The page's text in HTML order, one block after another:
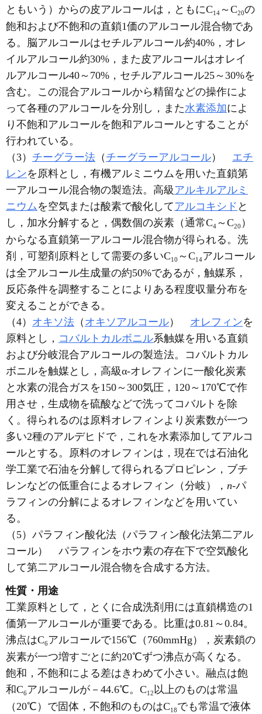
ともいう）からの皮アルコールは，ともにC14 ～C20の
飽和および不飽和の直鎖1価のアルコール混合物であ
る。脳アルコールはセチルアルコール約40%，オレ
イルアルコール約30%，また皮アルコールはオレイ
ルアルコール40～70%，セチルアルコール25～30%を
含む。この混合アルコールから精留などの操作によ
って各種のアルコールを分別し，また水素添加によ
り不飽和アルコールを飽和アルコールとすることが
行われている。
（3） チーグラー法 （ チーグラーアルコール） エチ
レンを原料とし，有機アルミニウムを用いた直鎖第
一アルコール混合物の製造法。高級アルキルアルミ
ニウムを空気または酸素で酸化してアルコキシド と
し，加水分解すると，偶数個の炭素（通常C4 ～C20 ）
からなる直鎖第一アルコール混合物が得られる。洗
剤，可塑剤原料として需要の多いC10 ～C14アルコール
は全アルコール生成量の約50%であるが，触媒系，
反応条件を調整することによりある程度収量分布を
変えることができる。
（4） オキソ法 （ オキソアルコール） オレフィンを
原料とし， コバルトカルボニル系触媒を用いる直鎖
および分岐混合アルコールの製造法。コバルトカル
ボニルを触媒とし，高級α-オレフィンに一酸化炭素
と水素の混合ガスを150～300気圧，120～170℃で作
用させ，生成物を硫酸などで洗ってコバルトを除
く。得られるのは原料オレフィンより炭素数が一つ
多い2種のアルデヒドで，これを水素添加してアルコ
ールとする。原料のオレフィンは，現在では石油化
学工業で石油を分解して得られるプロピレン，ブチ
レンなどの低重合によるオレフィン（分岐）， n-パ
ラフィンの分解によるオレフィンなどを用いてい
る。
（5）パラフィン酸化法（パラフィン酸化法第二アル
コール） パラフィンをホウ素の存在下で空気酸化
して第二アルコール混合物を合成する方法。
性質・用途
工業原料として，とくに合成洗剤用には直鎖構造の1
価第一アルコールが重要である。比重は0.81～0.84。
沸点はC6アルコールで156℃（760mmHg），炭素鎖の
炭素が一つ増すごとに約20℃ずつ沸点が高くなる。
飽和，不飽和による差はきわめて小さい。融点は飽
和C6アルコールが－44.6℃。C12以上のものは常温
（20℃）で固体，不飽和のものはC18でも常温で液体